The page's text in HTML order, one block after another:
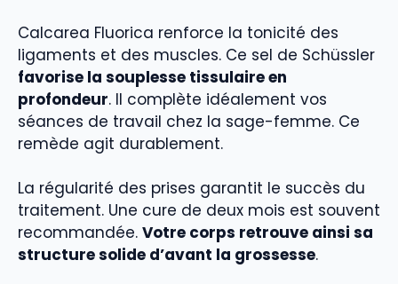
Calcarea Fluorica renforce la tonicité des
ligaments et des muscles. Ce sel de Schüssler
favorise la souplesse tissulaire en
profondeur. Il complète idéalement vos
séances de travail chez la sage-femme. Ce
remède agit durablement.
La régularité des prises garantit le succès du
traitement. Une cure de deux mois est souvent
recommandée. Votre corps retrouve ainsi sa
structure solide d’avant la grossesse.